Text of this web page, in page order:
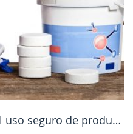
Recomendaciones para el uso seguro de productos químicos en tu piscina
›